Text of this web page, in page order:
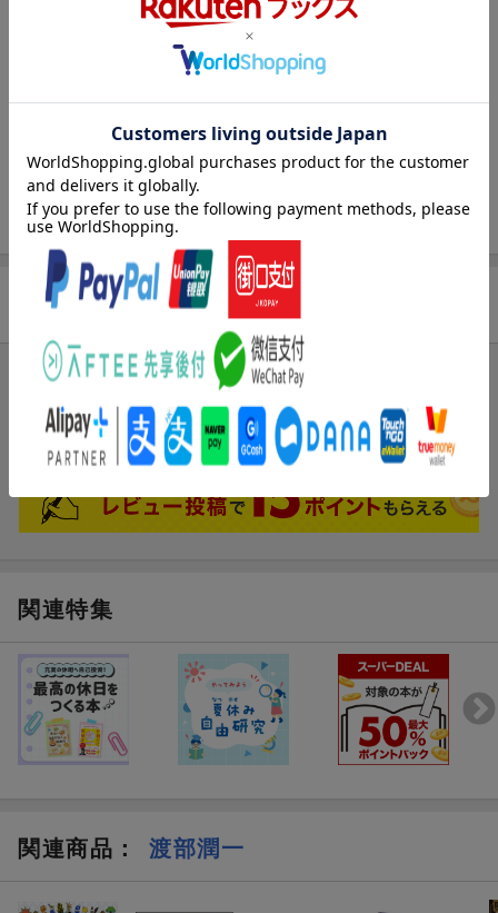
2009年02月
渡部潤一
単行本
ページ数 48p
ISBN 9784055006217
商品レビュー
ブックスのレビュー
まだレビューがありません。
関連特集
関連商品 ： 渡部潤一